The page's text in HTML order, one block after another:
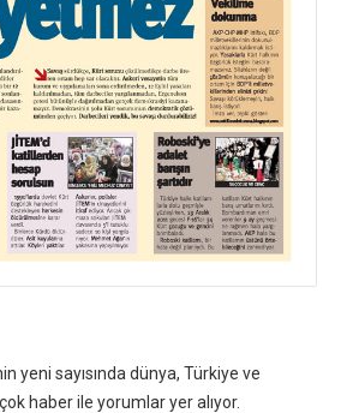
yeni sayısında dünya, Türkiye ve
haber ile yorumlar yer alıyor.